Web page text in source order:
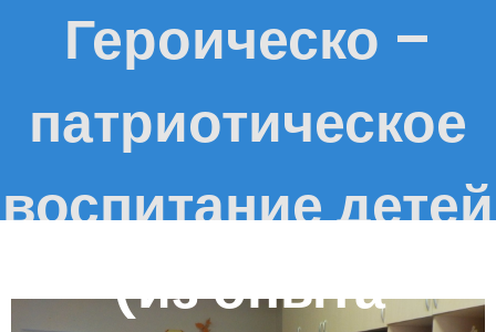
Героическо –
патриотическое
воспитание детей
(из опыта